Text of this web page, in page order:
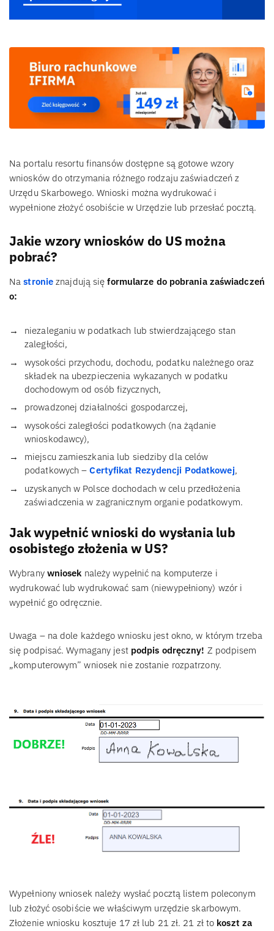
Na portalu resortu finansów dostępne są gotowe wzory
wniosków do otrzymania różnego rodzaju zaświadczeń z
Urzędu Skarbowego. Wnioski można wydrukować i
wypełnione złożyć osobiście w Urzędzie lub przesłać pocztą.
Jakie wzory wniosków do US można
pobrać?
Nastronie znajdują sięformularze do pobrania zaświadczeń
o:
niezaleganiu w podatkach lub stwierdzającego stan
zaległości,
wysokości przychodu, dochodu, podatku należnego oraz
składek na ubezpieczenia wykazanych w podatku
dochodowym od osób fizycznych,
prowadzonej działalności gospodarczej,
wysokości zaległości podatkowych (na żądanie
wnioskodawcy),
miejscu zamieszkania lub siedziby dla celów
podatkowych – Certyfikat Rezydencji Podatkowej,
uzyskanych w Polsce dochodach w celu przedłożenia
zaświadczenia w zagranicznym organie podatkowym.
Jak wypełnić wnioski do wysłania lub
osobistego złożenia w US?
Wybrany wnioseknależy wypełnić na komputerze i
wydrukować lub wydrukować sam (niewypełniony) wzór i
wypełnić go odręcznie.
Uwaga – na dole każdego wniosku jest okno, w którym trzeba
się podpisać. Wymagany jestpodpis odręczny! Z podpisem
„komputerowym” wniosek nie zostanie rozpatrzony.
Wypełniony wniosek należy wysłać pocztą listem poleconym
lub złożyć osobiście we właściwym urzędzie skarbowym.
Złożenie wniosku kosztuje 17 zł lub 21 zł. 21 zł to koszt za